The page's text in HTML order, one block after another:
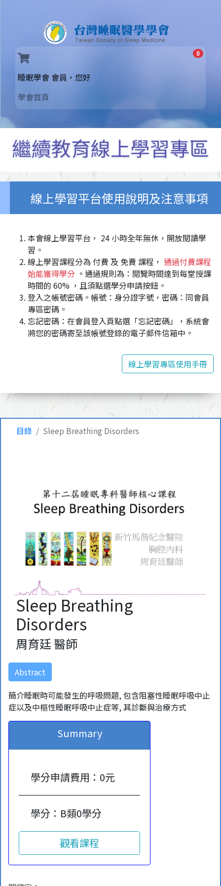
0
睡眠學會 會員，您好
學會首頁
繼續教育線上學習專區
線上學習平台使用說明及注意事項
本會線上學習平台， 24 小時全年無休，開放閱讀學
習。
線上學習課程分為 付費 及 免費 課程， 通過付費課程
始能獲得學分 。通過規則為：閱覽時間達到每堂授課
時間的 60% ，且須點選學分申請按鈕。
登入之帳號密碼。帳號：身分證字號，密碼：同會員
專區密碼。
忘記密碼：在會員登入頁點選「忘記密碼」，系統會
將您的密碼寄至該帳號登錄的電子郵件信箱中。
線上學習專區使用手冊
目錄 Sleep Breathing Disorders
Sleep Breathing
Disorders
周育廷 醫師
Abstract
簡介睡眠時可能發生的呼吸問題, 包含阻塞性睡眠呼吸中止
症以及中樞性睡眠呼吸中止症等, 其診斷與治療方式
Summary
學分申請費用：0元
學分：B類0學分
觀看課程